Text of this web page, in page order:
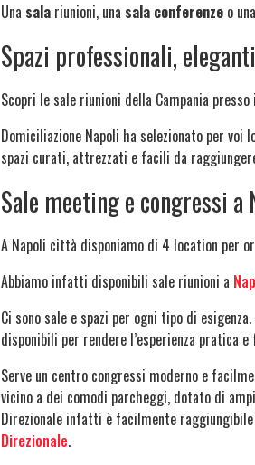
Una sala riunioni, una sala conferenze o una
Spazi professionali,
Scopri le sale riunioni della Campania
Domiciliazione Napoli ha selezionato per
spazi curati, attrezzati e facili da
Sale meeting e congressi a
A Napoli città disponiamo di 4 location per
Abbiamo infatti disponibili sale riunioni a
Ci sono sale e spazi per ogni tipo di
disponibili per rendere l’esperienza pratica e
Serve un centro congressi moderno e
vicino a dei comodi parcheggi, dotato di
Direzionale infatti è facilmente
Direzionale.